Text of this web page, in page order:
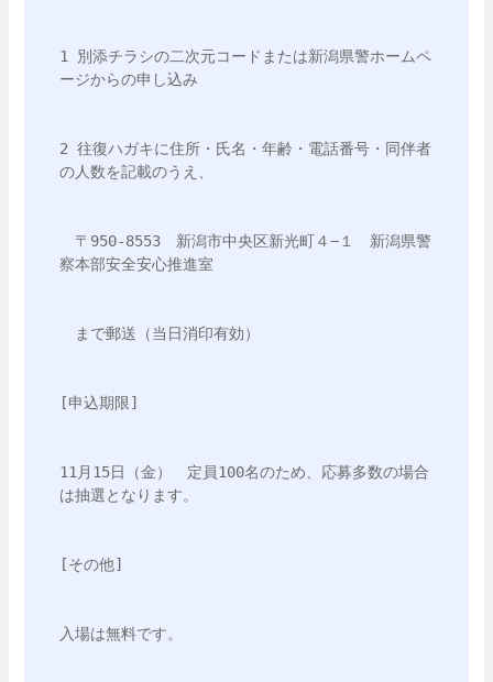
1 別添チラシの二次元コードまたは新潟県警ホームペ
ージからの申し込み
2 往復ハガキに住所・氏名・年齢・電話番号・同伴者
の人数を記載のうえ、
〒950‐8553　新潟市中央区新光町４−１　新潟県警
察本部安全安心推進室
まで郵送（当日消印有効）
[申込期限]
11月15日（金）　定員100名のため、応募多数の場合
は抽選となります。
[その他]
入場は無料です。